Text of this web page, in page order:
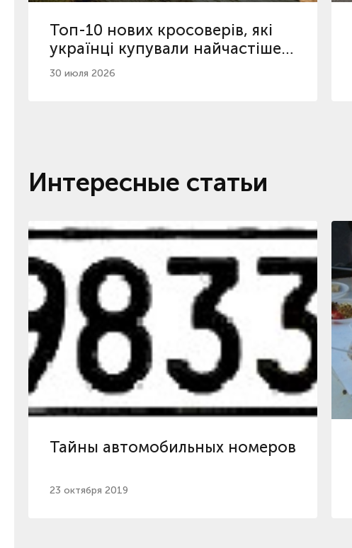
Топ-10 нових кросоверів, які
українці купували найчастіше з
початку 2026
30 июля 2026
Интересные статьи
Тайны автомобильных номеров
23 октября 2019